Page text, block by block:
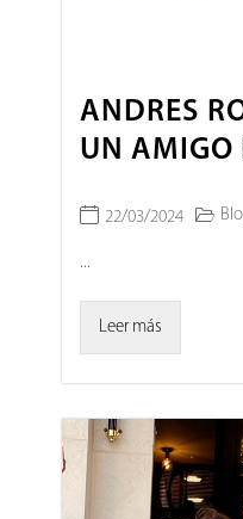
ANDRES
UN AMIGO
22/03/2024
...
Leer más